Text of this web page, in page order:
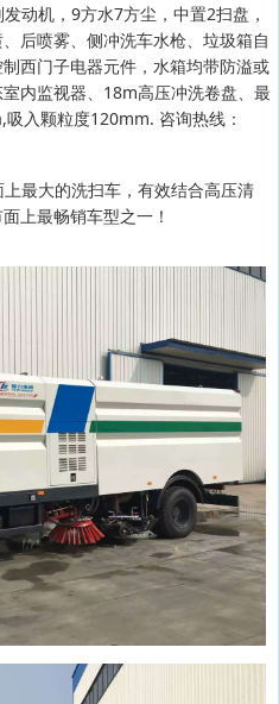
动机，9方水7方尘，中置2扫盘，
后喷雾、侧冲洗车水枪、垃圾箱自
西门子电器元件，水箱均带防溢或
内监视器、18m高压冲洗卷盘、最
入颗粒度120mm. 咨询热线️：
最大的洗扫车，有效结合高压清
上最畅销车型之一！